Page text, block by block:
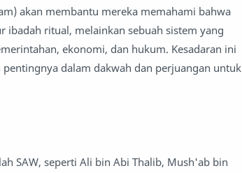
akan membantu mereka memahami bahwa
ibadah ritual, melainkan sebuah sistem yang
ekonomi, dan hukum. Kesadaran ini
dalam dakwah dan perjuangan untuk
SAW, seperti Ali bin Abi Thalib, Mush'ab bin